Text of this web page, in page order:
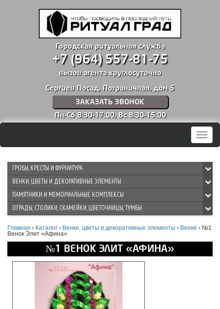
Городская ритуальная служба
+7 (964) 557-81-75
вызов агента круглосуточно
Сергиев Посад, Пограничная, дом 5
ЗАКАЗАТЬ ЗВОНОК
Пн-Сб 8:30-17:00, Вс 8:30-15:00
Меню
ГРОБЫ, КРЕСТЫ И ФУРНИТУРА
ВЕНКИ, ЦВЕТЫ И ДЕКОРАТИВНЫЕ ЭЛЕМЕНТЫ
ПАМЯТНИКИ И МЕМОРИАЛЬНЫЕ КОМПЛЕКСЫ
ОГРАДЫ, СТОЛИКИ, СКАМЕЙКИ, ЦВЕТОЧНИЦЫ, ТУМБЫ
Главная › Каталог › Венки, цветы и декоративные элементы › Венки › №1
Венок Элит «Афина»
№1 ВЕНОК ЭЛИТ «АФИНА»